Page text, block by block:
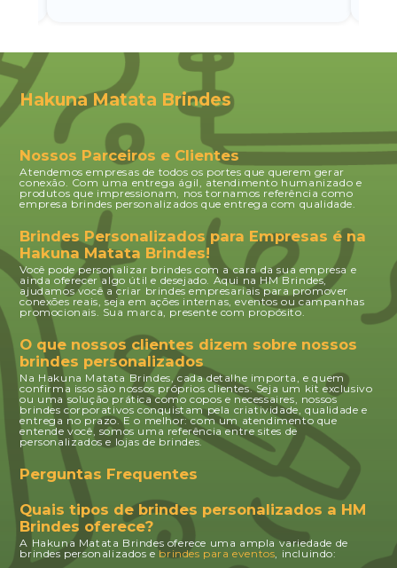
Hakuna Matata Brindes
Nossos Parceiros e Clientes
Atendemos empresas de todos os portes que querem gerar
conexão. Com uma entrega ágil, atendimento humanizado e
produtos que impressionam, nos tornamos referência como
empresa brindes personalizados que entrega com qualidade.
Brindes Personalizados para Empresas é na
Hakuna Matata Brindes!
Você pode personalizar brindes com a cara da sua empresa e
ainda oferecer algo útil e desejado. Aqui na HM Brindes,
ajudamos você a criar brindes empresariais para promover
conexões reais, seja em ações internas, eventos ou campanhas
promocionais. Sua marca, presente com propósito.
O que nossos clientes dizem sobre nossos
brindes personalizados
Na Hakuna Matata Brindes, cada detalhe importa, e quem
confirma isso são nossos próprios clientes. Seja um kit exclusivo
ou uma solução prática como copos e necessaires, nossos
brindes corporativos conquistam pela criatividade, qualidade e
entrega no prazo. E o melhor: com um atendimento que
entende você, somos uma referência entre sites de
personalizados e lojas de brindes.
Perguntas Frequentes
Quais tipos de brindes personalizados a HM
Brindes oferece?
A Hakuna Matata Brindes oferece uma ampla variedade de
brindes personalizados ebrindes para eventos , incluindo: